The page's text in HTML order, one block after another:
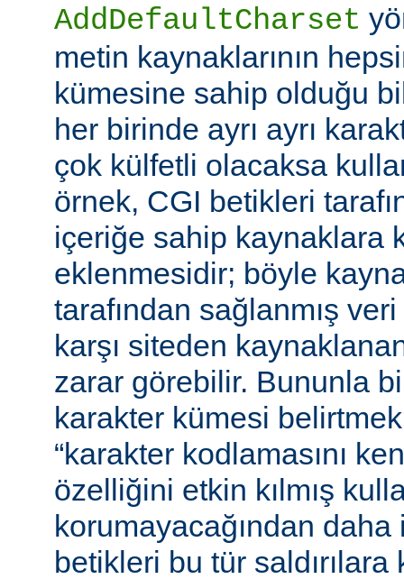
AddDefaultCharset
metin kaynaklarının
kümesine sahip olduğu
her birinde ayrı ayrı
çok külfetli olacaksa
örnek, CGI betikleri
içeriğe sahip kaynaklara
eklenmesidir; böyle
tarafından sağlanmış
karşı siteden
zarar görebilir. Bununla
karakter kümesi
“karakter kodlamasını
özelliğini etkin kılmış
korumayacağından
betikleri bu tür saldırılara